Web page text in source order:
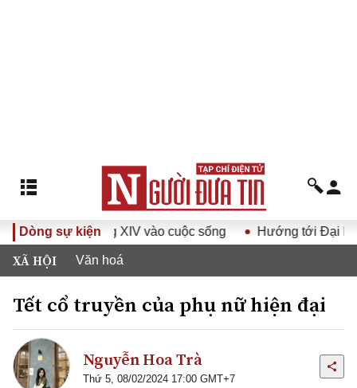
Dòng sự kiện
Đảng XIV vào cuộc sống Hướng tới Đại hội đại biểu
XÃ HỘI Văn hoá
Tết cổ truyền của phụ nữ hiện đại
Nguyễn Hoa Trà
Thứ 5, 08/02/2024 17:00 GMT+7